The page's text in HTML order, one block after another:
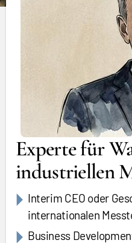
Experte für
industriellen
Interim CEO oder
internationalen
Business